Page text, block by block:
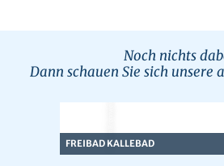
Noch nichts
Dann schauen Sie sich unsere
© Team Brennweite
FREIBAD KALLEBAD